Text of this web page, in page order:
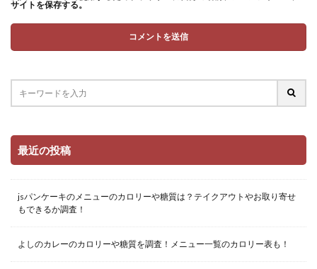
サイトを保存する。
最近の投稿
jsパンケーキのメニューのカロリーや糖質は？テイクアウトやお取り寄せ
もできるか調査！
よしのカレーのカロリーや糖質を調査！メニュー一覧のカロリー表も！